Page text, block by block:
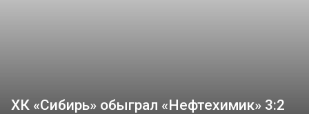
ХК «Сибирь» обыграл «Нефтехимик» 3:2